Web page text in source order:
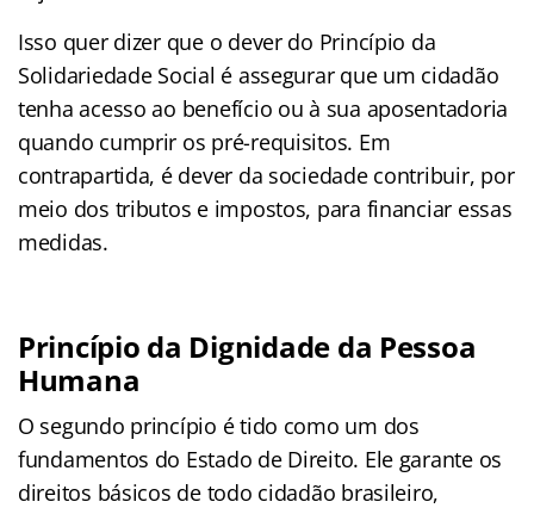
Isso quer dizer que o dever do Princípio da
Solidariedade Social é assegurar que um cidadão
tenha acesso ao benefício ou à sua aposentadoria
quando cumprir os pré-requisitos. Em
contrapartida, é dever da sociedade contribuir, por
meio dos tributos e impostos, para financiar essas
medidas.
Princípio da Dignidade da Pessoa
Humana
O segundo princípio é tido como um dos
fundamentos do Estado de Direito. Ele garante os
direitos básicos de todo cidadão brasileiro,